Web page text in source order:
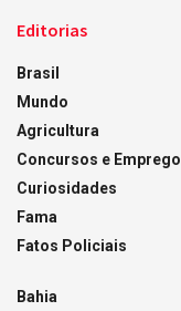
Editorias
Brasil
Mundo
Agricultura
Concursos e Emprego
Curiosidades
Fama
Fatos Policiais
Bahia